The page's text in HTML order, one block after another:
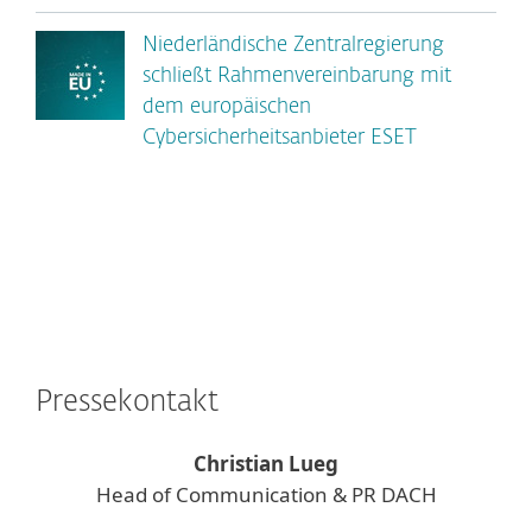
Niederländische Zentralregierung
schließt Rahmenvereinbarung mit
dem europäischen
Cybersicherheitsanbieter ESET
Pressekontakt
Christian Lueg
Head of Communication & PR DACH